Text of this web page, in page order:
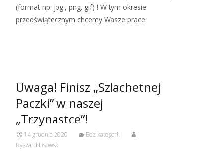
(format np. jpg., png. gif) ! W tym okresie
przedświątecznym chcemy Wasze prace
Uwaga! Finisz „Szlachetnej
Paczki” w naszej
„Trzynastce”!
14 grudnia 2020
Bez kategorii
Ryszard.Lisowski